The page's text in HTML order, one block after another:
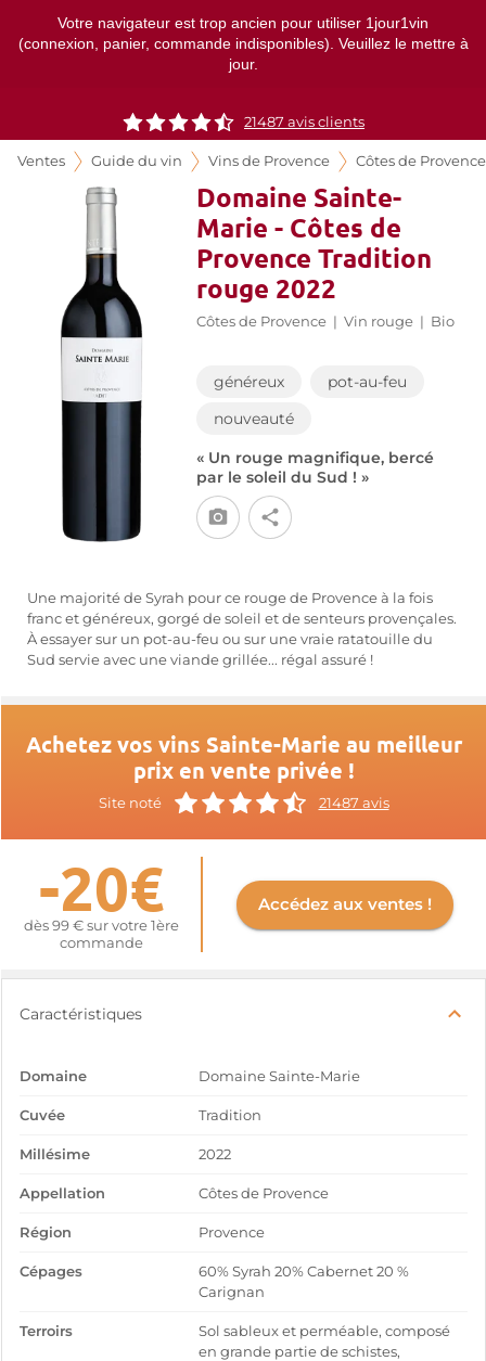
Votre navigateur est trop ancien pour utiliser 1jour1vin
(connexion, panier, commande indisponibles). Veuillez le mettre à
jour.
21487 avis clients
Ventes Guide du vin Vins de Provence Côtes de Provence
Domaine Sainte-
Marie - Côtes de
Provence Tradition
rouge 2022
Côtes de Provence | Vin rouge | Bio
généreux
pot-au-feu
nouveauté
« Un rouge magnifique, bercé
par le soleil du Sud ! »
Une majorité de Syrah pour ce rouge de Provence à la fois
franc et généreux, gorgé de soleil et de senteurs provençales.
À essayer sur un pot-au-feu ou sur une vraie ratatouille du
Sud servie avec une viande grillée... régal assuré !
Achetez vos vins Sainte-Marie au meilleur
prix en vente privée !
Site noté 21487 avis
-20€
dès 99 € sur votre 1ère
commande
Accédez aux ventes !
Caractéristiques
Domaine Domaine Sainte-Marie
Cuvée Tradition
Millésime 2022
Appellation Côtes de Provence
Région Provence
Cépages
60% Syrah 20% Cabernet 20 %
Carignan
Terroirs
Sol sableux et perméable, composé
en grande partie de schistes,